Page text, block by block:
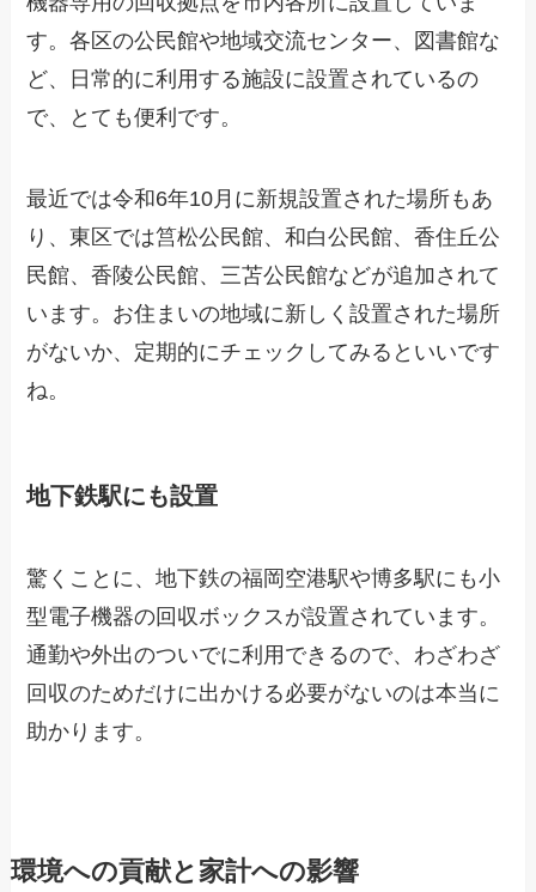
す。各区の公民館や地域交流センター、図書館な
ど、日常的に利用する施設に設置されているの
で、とても便利です。
最近では令和6年10月に新規設置された場所もあ
り、東区では筥松公民館、和白公民館、香住丘公
民館、香陵公民館、三苫公民館などが追加されて
います。お住まいの地域に新しく設置された場所
がないか、定期的にチェックしてみるといいです
ね。
地下鉄駅にも設置
驚くことに、地下鉄の福岡空港駅や博多駅にも小
型電子機器の回収ボックスが設置されています。
通勤や外出のついでに利用できるので、わざわざ
回収のためだけに出かける必要がないのは本当に
助かります。
環境への貢献と家計への影響